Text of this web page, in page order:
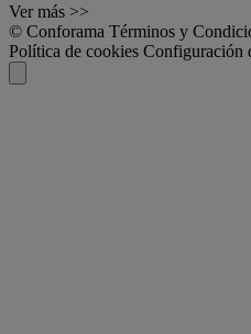
Ver más >>
© Conforama Términos y
Política de cookies Configuración